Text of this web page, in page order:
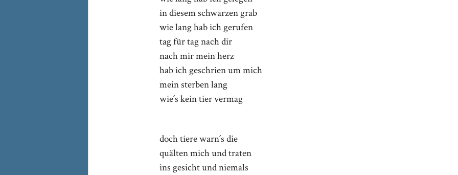
in diesem schwarzen grab
wie lang hab ich gerufen
tag für tag nach dir
nach mir mein herz
hab ich geschrien um mich
mein sterben lang
wie´s kein tier vermag
doch tiere warn´s die
quälten mich und traten
ins gesicht und niemals